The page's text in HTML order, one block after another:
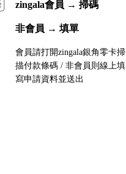
zingala會員 → 掃碼
非會員 → 填單
會員請打開zingala銀角零卡掃
描付款條碼 / 非會員則線上填
寫申請資料並送出